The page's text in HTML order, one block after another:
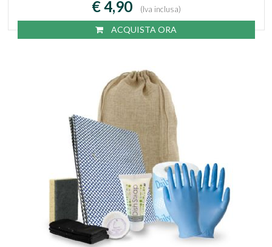
€ 4,90 (Iva inclusa)
ACQUISTA ORA